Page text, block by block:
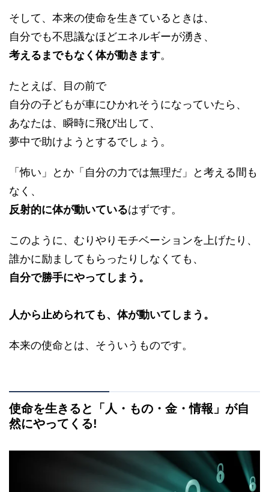
そして、本来の使命を生きているときは、
自分でも不思議なほどエネルギーが湧き、
考えるまでもなく体が動きます。
たとえば、目の前で
自分の子どもが車にひかれそうになっていたら、
あなたは、瞬時に飛び出して、
夢中で助けようとするでしょう。
「怖い」とか「自分の力では無理だ」と考える間も
なく、
反射的に体が動いているはずです。
このように、むりやりモチベーションを上げたり、
誰かに励ましてもらったりしなくても、
自分で勝手にやってしまう。
人から止められても、体が動いてしまう。
本来の使命とは、そういうものです。
使命を生きると「人・もの・金・情報」が自
然にやってくる!